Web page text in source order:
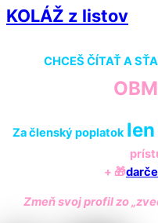
KOLÁŽ z listov
CHCEŠ ČÍTAŤ A
Za členský poplatok
+ 🎁
Zmeň svoj profil zo